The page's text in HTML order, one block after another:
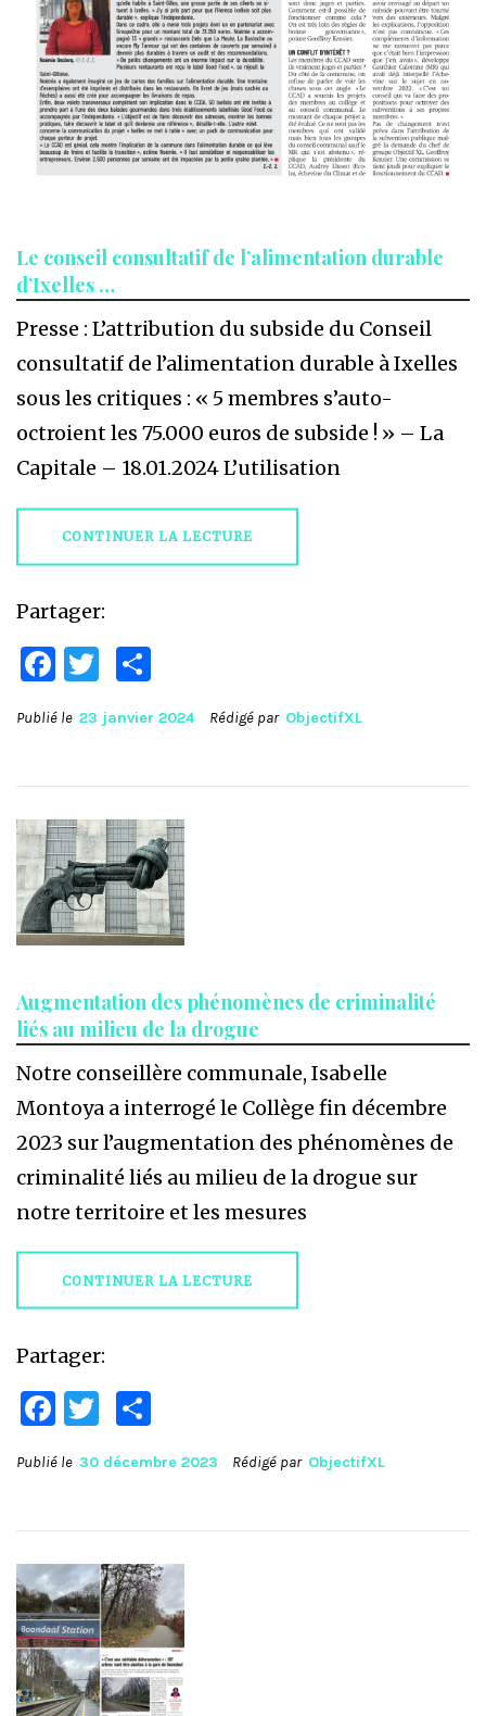
Le conseil consultatif de l’alimentation durable
d’Ixelles …
Presse : L’attribution du subside du Conseil
consultatif de l’alimentation durable à Ixelles
sous les critiques : « 5 membres s’auto-
octroient les 75.000 euros de subside ! » – La
Capitale – 18.01.2024 L’utilisation
CONTINUER LA LECTURE
Partager:
Facebook
Twitter
Publié le 23 janvier 2024 Rédigé par ObjectifXL
Augmentation des phénomènes de criminalité
liés au milieu de la drogue
Notre conseillère communale, Isabelle
Montoya a interrogé le Collège fin décembre
2023 sur l’augmentation des phénomènes de
criminalité liés au milieu de la drogue sur
notre territoire et les mesures
CONTINUER LA LECTURE
Partager:
Facebook
Twitter
Publié le 30 décembre 2023 Rédigé par ObjectifXL